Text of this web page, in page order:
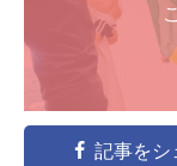
記事をシ